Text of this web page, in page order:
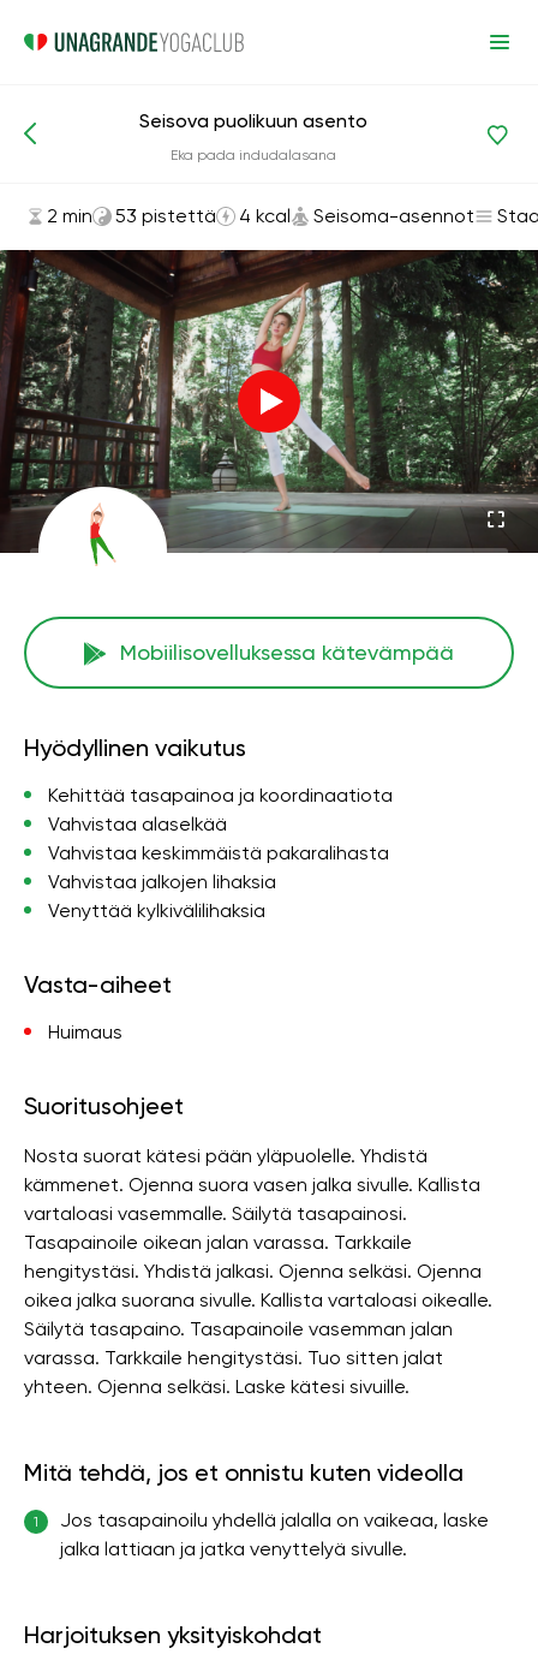
Asanat ja harjoitukset Seisoma-asennot
Seisova puolikuun asento
Eka pada indudalasana
2 min 53 pistettä 4 kcal Seisoma-asennot
Mobiilisovelluksessa kätevämpää
Hyödyllinen vaikutus
Kehittää tasapainoa ja koordinaatiota
Vahvistaa alaselkää
Vahvistaa keskimmäistä pakaralihasta
Vahvistaa jalkojen lihaksia
Venyttää kylkivälilihaksia
Vasta-aiheet
Huimaus
Suoritusohjeet
Nosta suorat kätesi pään yläpuolelle. Yhdistä
kämmenet. Ojenna suora vasen jalka sivulle. Kallista
vartaloasi vasemmalle. Säilytä tasapainosi.
Tasapainoile oikean jalan varassa. Tarkkaile
hengitystäsi. Yhdistä jalkasi. Ojenna selkäsi. Ojenna
oikea jalka suorana sivulle. Kallista vartaloasi oikealle.
Säilytä tasapaino. Tasapainoile vasemman jalan
varassa. Tarkkaile hengitystäsi. Tuo sitten jalat
yhteen. Ojenna selkäsi. Laske kätesi sivuille.
Mitä tehdä, jos et onnistu kuten videolla
1
Jos tasapainoilu yhdellä jalalla on vaikeaa, laske
jalka lattiaan ja jatka venyttelyä sivulle.
Harjoituksen yksityiskohdat